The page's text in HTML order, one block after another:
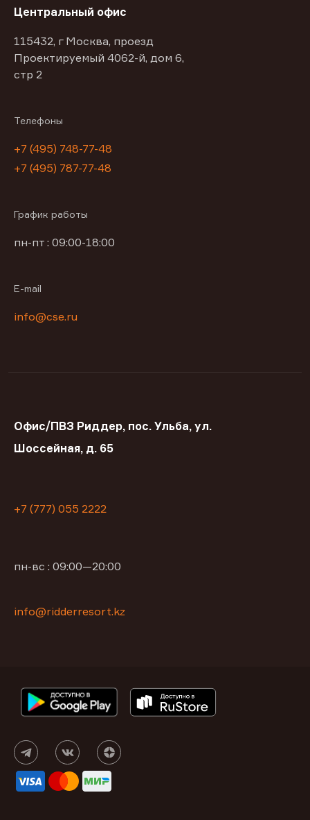
Центральный офис
115432, г Москва, проезд
Проектируемый 4062-й, дом 6,
стр 2
Телефоны
+7 (495) 748-77-48
+7 (495) 787-77-48
График работы
пн-пт : 09:00-18:00
E-mail
info@cse.ru
Офис/ПВЗ Риддер, пос. Ульба, ул.
Шоссейная, д. 65
+7 (777) 055 2222
пн-вс : 09:00—20:00
info@ridderresort.kz